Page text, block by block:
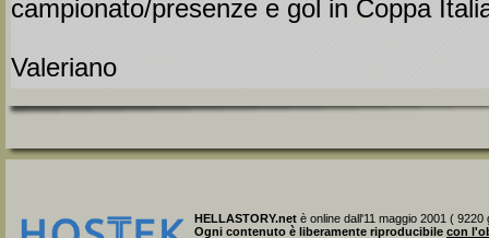
campionato/presenze e gol in Coppa
Valeriano
HELLASTORY.net è online dall'11 maggio 2001 ( 9220
Ogni contenuto è liberamente riproducibile con